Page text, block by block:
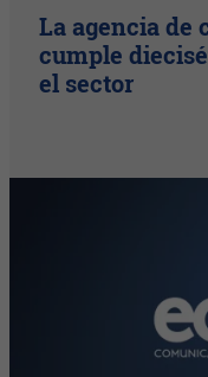
La agencia de
cumple
el sector